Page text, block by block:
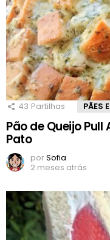
43 Partilhas PÃES
Pão de Queijo
Pato
porSofia
2 meses atrás